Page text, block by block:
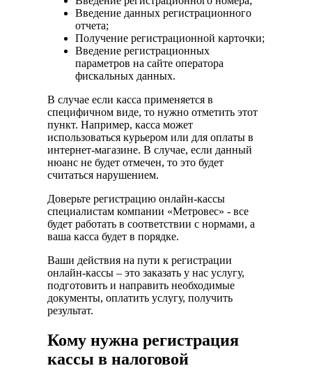
Введение данных регистрационного
отчета;
Получение регистрационной карточки;
Введение регистрационных
параметров на сайте оператора
фискальных данных.
В случае если касса применяется в
специфичном виде, то нужно отметить этот
пункт. Например, касса может
использоваться курьером или для оплаты в
интернет-магазине. В случае, если данный
нюанс не будет отмечен, то это будет
считаться нарушением.
Доверьте регистрацию онлайн-кассы
специалистам компании «Метровес» - все
будет работать в соответствии c нормами, а
ваша касса будет в порядке.
Ваши действия на пути к регистрации
онлайн-кассы – это заказать у нас услугу,
подготовить и направить необходимые
документы, оплатить услугу, получить
результат.
Кому нужна регистрация
кассы в налоговой